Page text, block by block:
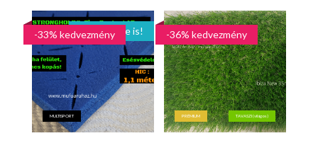
8.990 FT.
5.990
MULTISPORT
Játszótérre is!
-33% kedvezmény
PRÉMIUM TAVASZI (világos)
-36% kedvezmény